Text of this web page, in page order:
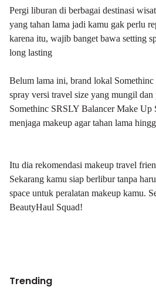
Pergi liburan di berbagai destinasi
yang tahan lama jadi kamu gak perlu
karena itu, wajib banget bawa setting
long lasting
Belum lama ini, brand lokal Somethinc
spray versi travel size yang mungil
Somethinc SRSLY Balancer Make Up
menjaga makeup agar tahan lama
Itu dia rekomendasi makeup travel
Sekarang kamu siap berlibur tanpa
space untuk peralatan makeup kamu.
BeautyHaul Squad!
Trending